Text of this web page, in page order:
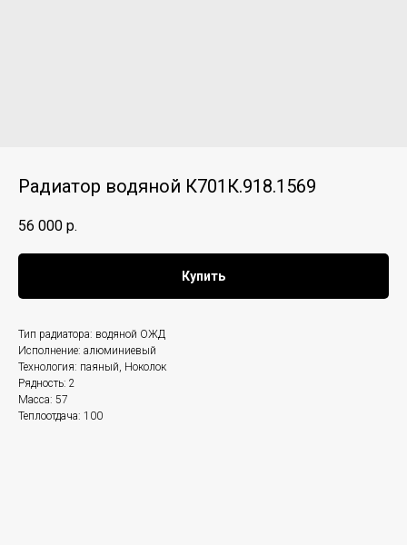
Радиатор водяной К701К.918.1569
56 000 р.
Купить
Тип радиатора: водяной ОЖД
Исполнение: алюминиевый
Технология: паяный, Ноколок
Рядность: 2
Масса: 57
Теплоотдача: 100